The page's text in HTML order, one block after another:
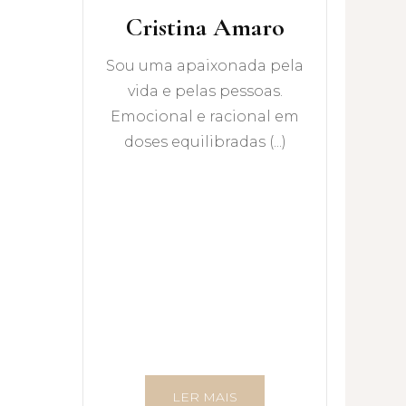
Cristina Amaro
Sou uma apaixonada pela
vida e pelas pessoas.
Emocional e racional em
doses equilibradas (...)
LER MAIS